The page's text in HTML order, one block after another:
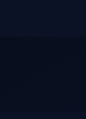
7 esetén